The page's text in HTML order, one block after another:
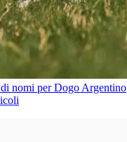
nomi per Dogo Argentino